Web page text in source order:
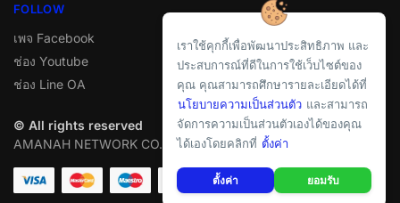
FOLLOW
เพจ Facebook
ช่อง Youtube
ช่อง Line OA
© All rights reserved
AMANAH NETWORK CO.,LTD
เราใช้คุกกี้เพื่อพัฒนาประสิทธิภาพ และ
ประสบการณ์ที่ดีในการใช้เว็บไซต์ของ
คุณ คุณสามารถศึกษารายละเอียดได้ที่
นโยบายความเป็นส่วนตัว และสามารถ
จัดการความเป็นส่วนตัวเองได้ของคุณ
ได้เองโดยคลิกที่ ตั้งค่า
ตั้งค่า ยอมรับ